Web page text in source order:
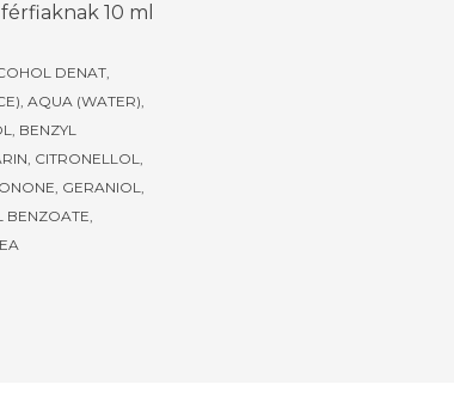
10 ml
DENAT,
AQUA (WATER),
BENZYL
CITRONELLOL,
GERANIOL,
BENZOATE,